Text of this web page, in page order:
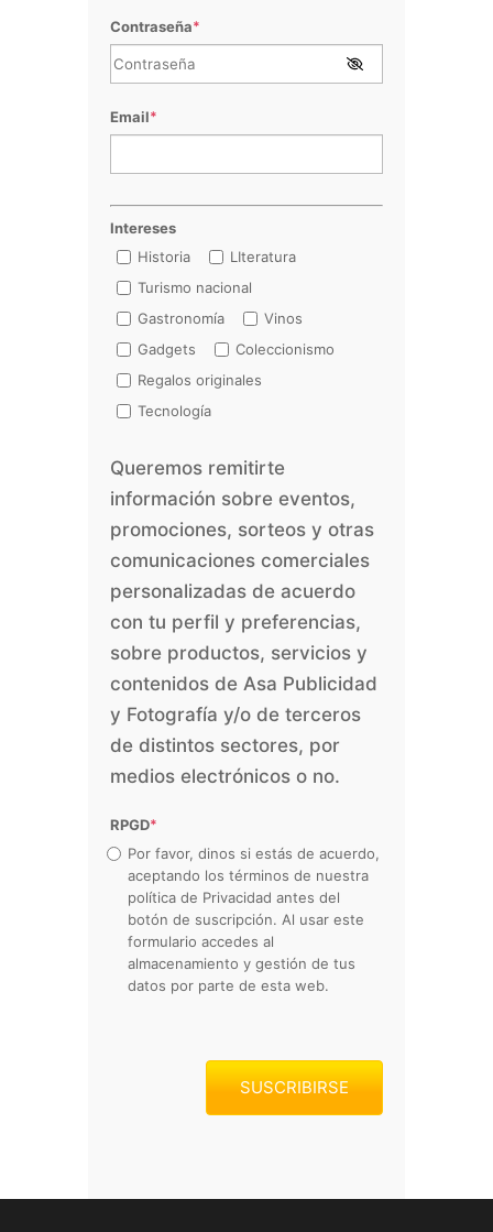
Contraseña*
Email*
Intereses
Historia
LIteratura
Turismo nacional
Gastronomía
Vinos
Gadgets
Coleccionismo
Regalos originales
Tecnología
Queremos remitirte
información sobre eventos,
promociones, sorteos y otras
comunicaciones comerciales
personalizadas de acuerdo
con tu perfil y preferencias,
sobre productos, servicios y
contenidos de Asa Publicidad
y Fotografía y/o de terceros
de distintos sectores, por
medios electrónicos o no.
RPGD*
Por favor, dinos si estás de acuerdo,
aceptando los términos de nuestra
política de Privacidad antes del
botón de suscripción. Al usar este
formulario accedes al
almacenamiento y gestión de tus
datos por parte de esta web.